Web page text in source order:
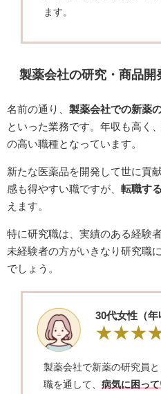
ます。
製薬会社の研究・商品開
名前の通り、 製薬会社での新薬
といった業務です。年収も高く
の高い職種となっています。
新たな医薬品を開発して世に貢
感も得やすい職ですが、 転職す
えます。
特に研究職は、実績のある経験
未経験者の方がいきなり研究職
でしょう。
30代女性（年
製薬会社で新薬の研究員
職を通して、 病気に困っ